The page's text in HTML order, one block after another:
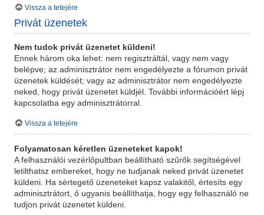
Vissza a tetejére
Privát üzenetek
Nem tudok privát üzenetet küldeni!
Ennek három oka lehet: nem regisztráltál, vagy nem vagy
belépve; az adminisztrátor nem engedélyezte a fórumon privát
üzenetek küldését; vagy az adminisztrátor nem engedélyezte
neked, hogy privát üzenetet küldjél. További információért lépj
kapcsolatba egy adminisztrátorral.
Vissza a tetejére
Folyamatosan kéretlen üzeneteket kapok!
A felhasználói vezérlőpultban beállítható szűrők segítségével
letilthatsz embereket, hogy ne tudjanak neked privát üzenetet
küldeni. Ha sértegető üzeneteket kapsz valakitől, értesíts egy
adminisztrátort, ő ugyanis beállíthatja, hogy egy felhasználó ne
tudjon privát üzenetet küldeni.